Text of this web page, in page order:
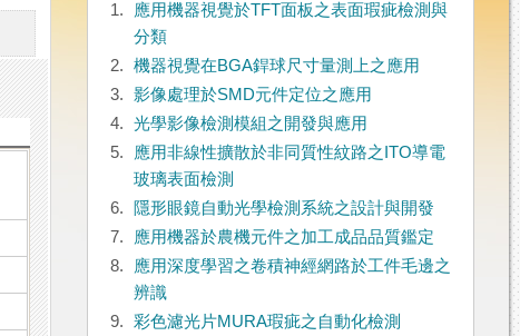
1.
應用機器視覺於TFT面板之表面瑕疵檢測與
分類
2.
機器視覺在BGA銲球尺寸量測上之應用
3.
影像處理於SMD元件定位之應用
4.
光學影像檢測模組之開發與應用
5.
應用非線性擴散於非同質性紋路之ITO導電
玻璃表面檢測
6.
隱形眼鏡自動光學檢測系統之設計與開發
7.
應用機器於農機元件之加工成品品質鑑定
8.
應用深度學習之卷積神經網路於工件毛邊之
辨識
9.
彩色濾光片MURA瑕疵之自動化檢測